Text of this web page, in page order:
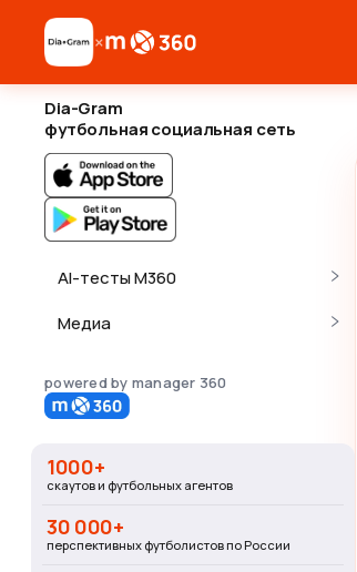
×
Dia-Gram
футбольная социальная сеть
AI-тесты M360
Медиа
powered by manager 360
1000+
скаутов и футбольных агентов
30 000+
перспективных футболистов по России